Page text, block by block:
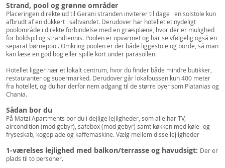
Strand, pool og grønne områder
Placeringen direkte ud til Gerani stranden inviterer til dage i en solstole kun
afbrudt af en dukkert i saltvandet. Derudover har hotellet et nydeligt
poolområde i direkte forbindelse med en græsplæne, hvor der er mulighed
for boldspil og strandtennis. Poolen er opvarmet og har selvfølgelig også en
separat børnepool. Omkring poolen er der både liggestole og borde, så man
kan læse en god bog eller spille kort under parasollen.
Hotellet ligger nær et lokalt centrum, hvor du finder både mindre butikker,
restauranter og supermarked. Derudover går lokalbussen kun 400 meter
fra hotellet, og du har derfor nem adgang til de større byer som Platanias og
Chania.
Sådan bor du
På Matzi Apartments bor du i dejlige lejligheder, som alle har TV,
aircondition (mod gebyr), safebox (mod gebyr) samt køkken med køle- og
fryseskab, kogeplade og kaffemaskine. Vælg mellem disse lejligheder
1-værelses lejlighed med balkon/terrasse og havudsigt: Der er
plads til to personer.